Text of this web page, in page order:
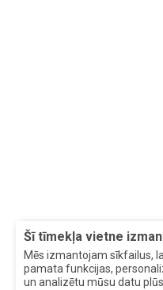
Šī tīmekļa vietne
Mēs izmantojam sīkfailus,
pamata funkcijas,
un analizētu mūsu datu